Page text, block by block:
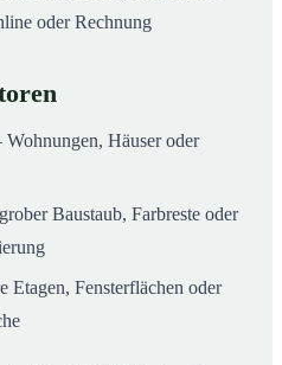
oder Rechnung
Wohnungen, Häuser oder
Baustaub, Farbreste oder
Etagen, Fensterflächen oder